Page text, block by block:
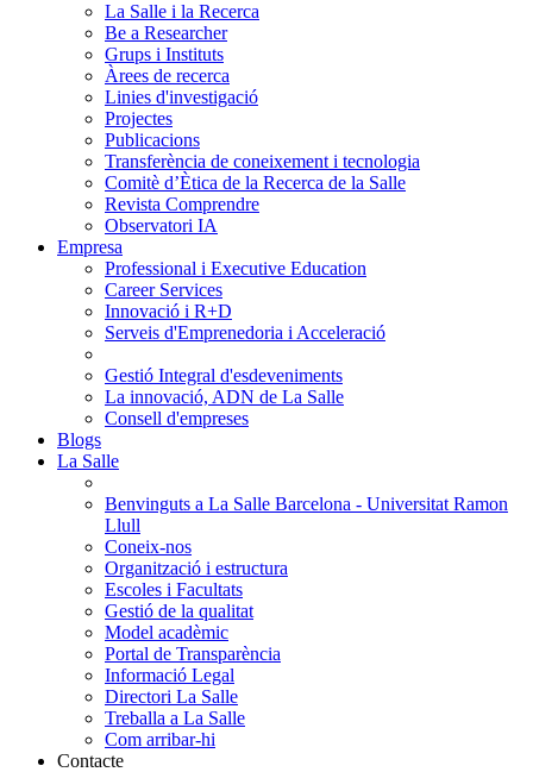
La Salle i la Recerca
Be a Researcher
Grups i Instituts
Àrees de recerca
Linies d'investigació
Projectes
Publicacions
Transferència de coneixement i tecnologia
Comitè d’Ètica de la Recerca de la Salle
Revista Comprendre
Observatori IA
Empresa
Professional i Executive Education
Career Services
Innovació i R+D
Serveis d'Emprenedoria i Acceleració
Gestió Integral d'esdeveniments
La innovació, ADN de La Salle
Consell d'empreses
Blogs
La Salle
Benvinguts a La Salle Barcelona - Universitat Ramon
Llull
Coneix-nos
Organització i estructura
Escoles i Facultats
Gestió de la qualitat
Model acadèmic
Portal de Transparència
Informació Legal
Directori La Salle
Treballa a La Salle
Com arribar-hi
Contacte